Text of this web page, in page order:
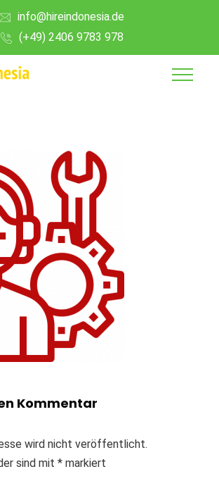
info@hireindonesia.de
(+49) 2406 9783 978
Kommentar
wird nicht veröffentlicht.
sind mit * markiert